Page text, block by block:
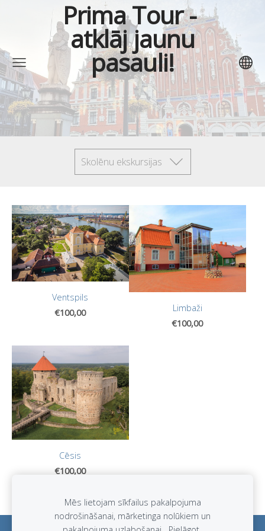
Prima Tour-
atklāj jaunu
pasauli!
Skolēnu ekskursijas
Ventspils
€100,00
Limbaži
€100,00
Cēsis
€100,00
Mēs lietojam sīkfailus pakalpojuma
nodrošināšanai, mārketinga nolūkiem un